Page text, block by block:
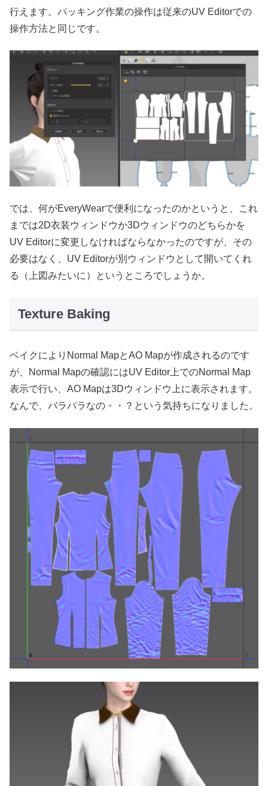
行えます。パッキング作業の操作は従来のUV Editorでの
操作方法と同じです。
では、何がEveryWearで便利になったのかというと、これ
までは2D衣装ウィンドウか3Dウィンドウのどちらかを
UV Editorに変更しなければならなかったのですが、その
必要はなく、UV Editorが別ウィンドウとして開いてくれ
る（上図みたいに）というところでしょうか。
Texture Baking
ベイクによりNormal MapとAO Mapが作成されるのです
が、Normal Mapの確認にはUV Editor上でのNormal Map
表示で行い、AO Mapは3Dウィンドウ上に表示されます。
なんで、バラバラなの・・？という気持ちになりました。